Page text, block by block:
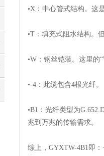
•X：中心管式结构。这
•T：填充式阻水结构。
•W：钢丝铠装。这里的
•-4：此缆包含4根光纤。
•B1：光纤类型为
兆到万兆的传输需求。
综上，GYXTW-4B1即